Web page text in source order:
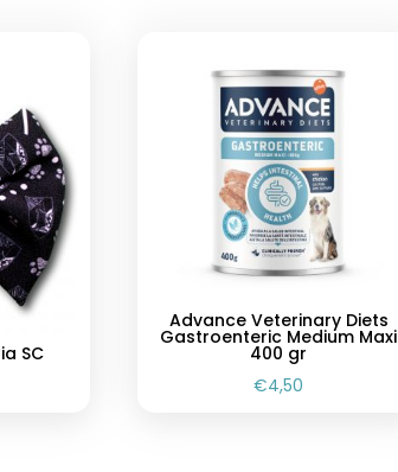
SC
Advance Veterinary Diets
Gastroenteric Medium Maxi
400 gr
€4,50